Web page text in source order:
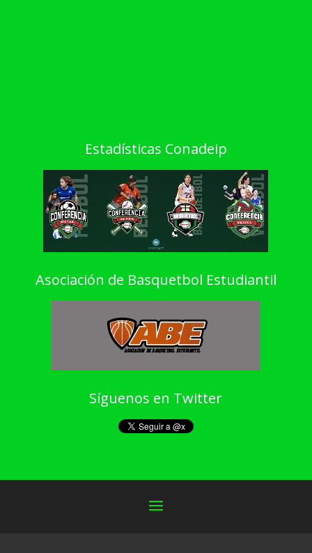
Estadísticas Conadeip
Asociación de Basquetbol Estudiantil
Síguenos en Twitter